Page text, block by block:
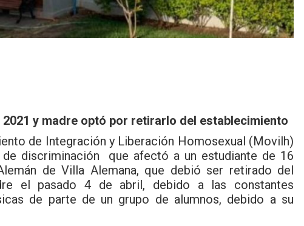
y madre optó por retirarlo del establecimiento
de Integración y Liberación Homosexual (Movilh)
de discriminación que afectó a un estudiante de 16
de Villa Alemana, que debió ser retirado del
el pasado 4 de abril, debido a las constantes
de parte de un grupo de alumnos, debido a su